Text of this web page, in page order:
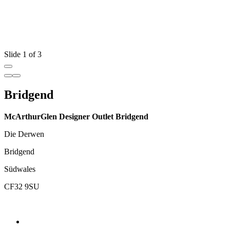
Slide 1 of 3
Bridgend
McArthurGlen Designer Outlet Bridgend
Die Derwen
Bridgend
Südwales
CF32 9SU